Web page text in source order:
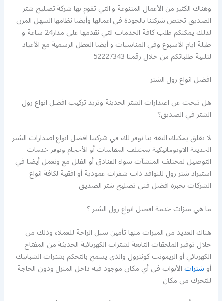
وهناك الكثير من الأعمال المتنوعة و التي تقوم بها شركة تصليح شتر
الصديق تختص شركتنا بالجودة في اعمالها وأيضا نظامها السهل المرن
لذلك يمكنكم طلب كافة الخدمات التي نقدمها على مدار24 ساعة و
طيلة ايام الاسبوع وفي المناسبات و أيضا العطل الرسمية مع الأعياد
لتلبية طلباتكم من خلال رقمنا 52227343
افضل انواع رول الشتر
هل تبحث عن اصدارات الشتر الحديثة وتريد تركيب افضل انواع رول
الشتر في الصديق؟
لا تقلق يمكنك الثقة بنا نوفر لك في شركتنا افضل انواع اصدارات الشتر
الحديثة الاوتوماتيكية بمختلف المقاسات أو الأحجام ونوفر خدمات
التوصيل لمختلف المنشآت سواء الفنادق أو الفلل مع ونعمل أيضا في
استيراد شتر رول للنوافذ ذات شفرات عمودية أو افقية لكافة انواع
الشركات بخبرة افضل فني تصليح شتر الصديق
ما هي ميزات خدمة افضل انواع رول الشتر ؟
هناك العديد من الميزات منها تأمين سبل الراحة للعملاء وذلك من
خلال توفير الملحقات التابعة لشترات الكهربائية الحديثة من المفتاح
الكهربائي أو الريمونت كونترول والذي يسمح بالتحكم بشترات الشبابيك
أوشتراتالأبواب في أي مكان موجود فيه داخل المنزل ودون الحاجة
للتحرك من مكان